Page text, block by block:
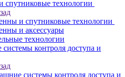
спутниковые технологии
и спутниковые технологии
и аксессуары
технологии
контроля доступа и
системы контроля доступа и